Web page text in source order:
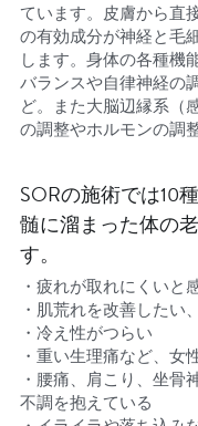
ています。皮膚から直
の有効成分が神経と毛
します。身体の各種機
バランスや自律神経の
ど。また大脳辺縁系（
の調整やホルモンの調
SORの施術では10
髄に溜まった体の
す。
・疲れが取れにくいと
・肌荒れを改善したい
・冷え性がつらい
・重い生理痛など、女
・腰痛、肩こり、坐骨
不調を抱えている